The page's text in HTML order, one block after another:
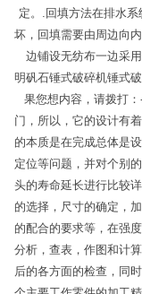
定。.回填方法在排水
坏，回填需要由周边向
边铺设无纺布一边采
明矾石锤式破碎机锤式
果您想内容，请拨打
门，所以，它的设计有
的本质是在完成总体是
定位等问题，并对个别
头的寿命延长进行比较
的选择，尺寸的确定，
的配合的要求等，在强
分析，查表，作图和计
后的各方面的检查，同